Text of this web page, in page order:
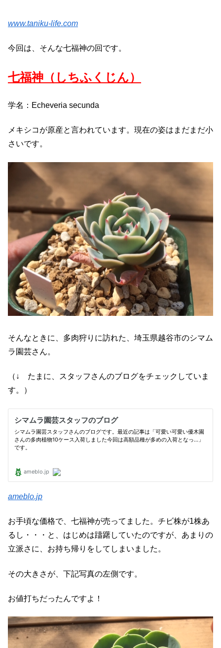
www.taniku-life.com
今回は、そんな七福神の回です。
七福神（しちふくじん）
学名：Echeveria secunda
メキシコが原産と言われています。現在の姿はまだまだ小
さいです。
そんなときに、多肉狩りに訪れた、埼玉県越谷市のシマム
ラ園芸さん。
（↓ たまに、スタッフさんのブログをチェックしていま
す。）
ameblo.jp
お手頃な価格で、七福神が売ってました。チビ株が1株あ
るし・・・と、はじめは躊躇していたのですが、あまりの
立派さに、お持ち帰りをしてしまいました。
その大きさが、下記写真の左側です。
お値打ちだったんですよ！